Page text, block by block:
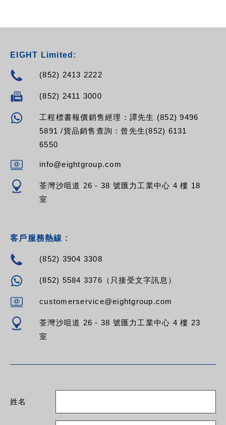
EIGHT Limited:
(852) 2413 2222
(852) 2411 3000
工程標書報價銷售經理：譚先生 (852) 9496
5891 /貨品銷售查詢：曾先生(852) 6131
6550
info@eightgroup.com
荃灣沙咀道 26 - 38 號匯力工業中心 4 樓 18
室
客戶服務熱線 :
(852) 3904 3308
(852) 5584 3376（只接受文字訊息）
customerservice@eightgroup.com
荃灣沙咀道 26 - 38 號匯力工業中心 4 樓 23
室
姓名